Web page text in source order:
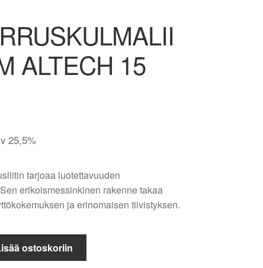
ALTECH 15
25,5%
tarjoaa luotettavuuden
erikoismessinkinen rakenne takaa
ja erinomaisen tiivistyksen.
ostoskoriin